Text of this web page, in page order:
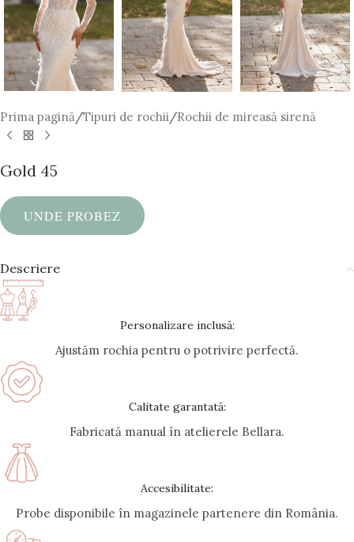
Prima pagină /Tipuri de rochii /Rochii de mireasă sirenă
Gold 45
UNDE PROBEZ
Descriere
Personalizare inclusă:
Ajustăm rochia pentru o potrivire perfectă.
Calitate garantată:
Fabricată manual în atelierele Bellara.
Accesibilitate:
Probe disponibile în magazinele partenere din România.